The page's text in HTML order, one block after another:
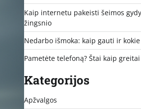
Kaip internetu pakeisti šeimos
žingsnio
Nedarbo išmoka: kaip gauti ir
Pametėte telefoną? Štai kaip
Kategorijos
Apžvalgos